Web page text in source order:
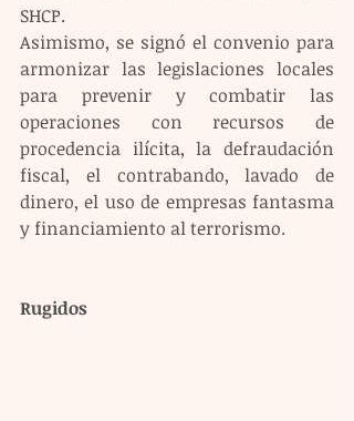
SHCP.
Asimismo, se signó el convenio para
armonizar las legislaciones locales
para prevenir y combatir las
operaciones con recursos de
procedencia ilícita, la defraudación
fiscal, el contrabando, lavado de
dinero, el uso de empresas fantasma
y financiamiento al terrorismo.
Rugidos